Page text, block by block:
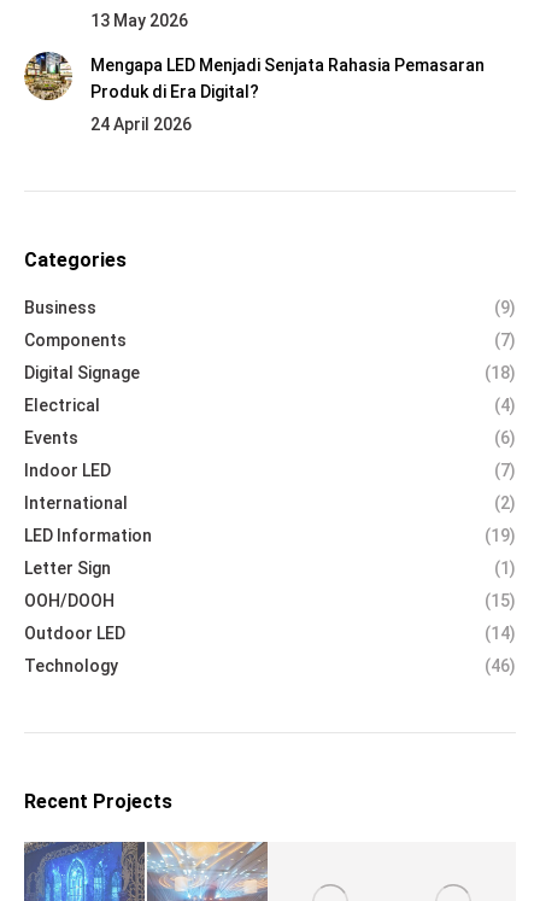
13 May 2026
Mengapa LED Menjadi Senjata Rahasia Pemasaran
Produk di Era Digital?
24 April 2026
Categories
Business
(9)
Components
(7)
Digital Signage
(18)
Electrical
(4)
Events
(6)
Indoor LED
(7)
International
(2)
LED Information
(19)
Letter Sign
(1)
OOH/DOOH
(15)
Outdoor LED
(14)
Technology
(46)
Recent Projects